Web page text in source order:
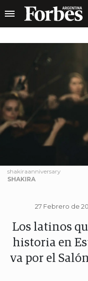
shakiraanniversary
SHAKIRA
27 Febrero de
Los latinos
historia en
va por el